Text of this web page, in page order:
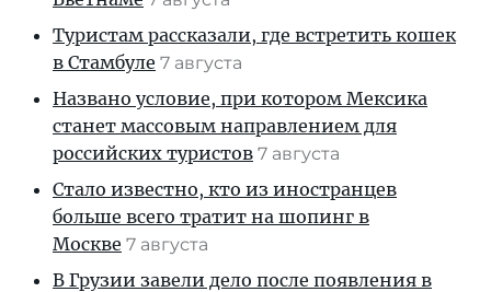
Туристам рассказали, где встретить кошек
в Стамбуле 7 августа
Названо условие, при котором Мексика
станет массовым направлением для
российских туристов 7 августа
Стало известно, кто из иностранцев
больше всего тратит на шопинг в
Москве 7 августа
В Грузии завели дело после появления в